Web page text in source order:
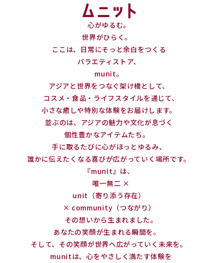
心がゆるむ。
世界がひらく。
ここは、日常にそっと余白をつくる
バラエティストア、
munit。
アジアと世界をつなぐ架け橋として、
コスメ・食品・ライフスタイルを通じて、
小さな癒しや特別な体験をお届けします。
並ぶのは、アジアの魅力や文化が息づく
個性豊かなアイテムたち。
手に取るたびに心がほっとゆるみ、
誰かに伝えたくなる喜びが広がっていく場所です。
『munit』は、
唯一無二 ×
unit（寄り添う存在）
× community（つながり）
その想いから生まれました。
あなたの笑顔が生まれる瞬間を。
そして、その笑顔が世界へ広がっていく未来を。
munitは、心をやさしく満たす体験を